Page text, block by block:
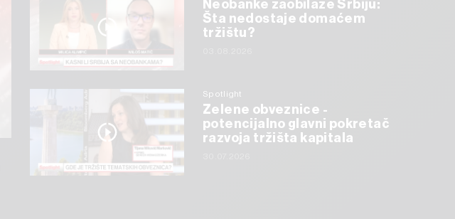
Neobanke zaobilaze Srbiju:
Šta nedostaje domaćem
tržištu?
Spotlight
Zelene obveznice -
potencijalno glavni pokretač
razvoja tržišta kapitala